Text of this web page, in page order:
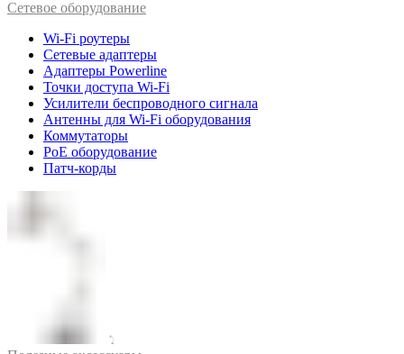
Cетевое оборудование
Wi-Fi роутеры
Сетевые адаптеры
Адаптеры Powerline
Точки доступа Wi-Fi
Усилители беспроводного сигнала
Антенны для Wi-Fi оборудования
Коммутаторы
PoE оборудование
Патч-корды